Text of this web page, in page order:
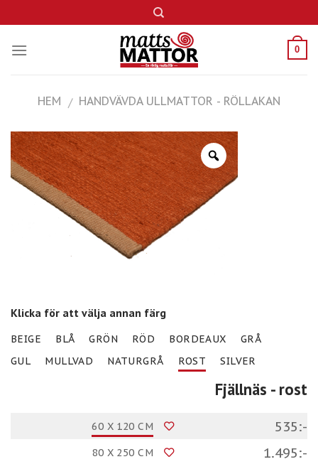
to
content
0
HEM / HANDVÄVDA ULLMATTOR - RÖLLAKAN
Klicka för att välja annan färg
BEIGE BLÅ GRÖN RÖD BORDEAUX
GRÅ
GUL
MULLVAD NATURGRÅ ROST SILVER
Fjällnäs - rost
60 X 120 CM 535:-
80 X 250 CM 1.495:-